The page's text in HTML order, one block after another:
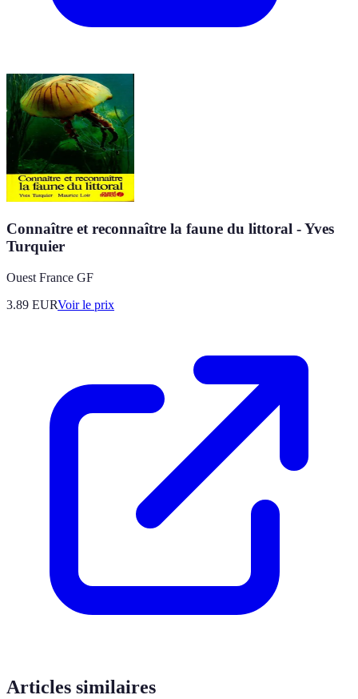
Connaître et reconnaître la faune du littoral - Yves
Turquier
Ouest France GF
3.89 EURVoir le prix
Articles similaires